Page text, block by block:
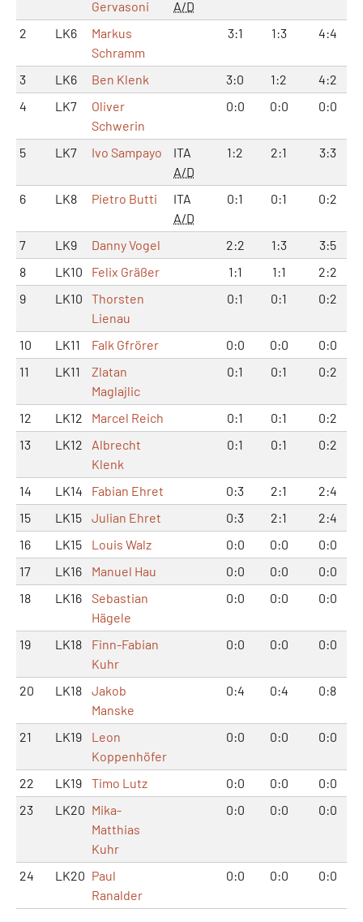
Gervasoni
A/D
2 LK6
Markus
Schramm
3:1 1:3 4:4
3 LK6 Ben Klenk 3:0 1:2
4:2
4
LK7
Oliver
Schwerin
0:0 0:0 0:0
5 LK7 Ivo Sampayo
ITA
A/D
1:2 2:1 3:3
6 LK8 Pietro Butti
ITA
A/D
0:1 0:1 0:2
7 LK9 Danny Vogel 2:2 1:3
3:5
8
LK10 Felix Gräßer 1:1 1:1
2:2
9
LK10
Thorsten
Lienau
0:1 0:1 0:2
10 LK11 Falk Gfrörer 0:0 0:0
0:0
11
LK11
Zlatan
Maglajlic
0:1 0:1 0:2
12 LK12 Marcel Reich 0:1 0:1
0:2
13
LK12
Albrecht
Klenk
0:1 0:1 0:2
14 LK14 Fabian Ehret 0:3 2:1
2:4
15
LK15 Julian Ehret 0:3 2:1
2:4
16
LK15 Louis Walz 0:0 0:0
0:0
17
LK16 Manuel Hau 0:0 0:0
0:0
18
LK16
Sebastian
Hägele
0:0 0:0 0:0
19 LK18
Finn-Fabian
Kuhr
0:0 0:0 0:0
20 LK18
Jakob
Manske
0:4 0:4 0:8
21 LK19
Leon
Koppenhöfer
0:0 0:0 0:0
22 LK19 Timo Lutz 0:0 0:0
0:0
23
LK20 Mika-
Matthias
Kuhr
0:0 0:0 0:0
24 LK20 Paul
Ranalder
0:0 0:0 0:0